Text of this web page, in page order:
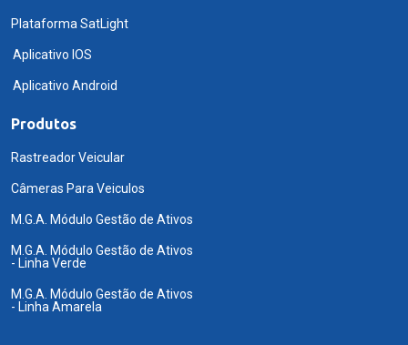
Plataforma SatLight
Aplicativo IOS
Aplicativo Android
Produtos
Rastreador Veicular
Câmeras Para Veiculos
M.G.A. Módulo Gestão de Ativos
M.G.A. Módulo Gestão de Ativos
- Linha Verde
M.G.A. Módulo Gestão de Ativos
- Linha Amarela